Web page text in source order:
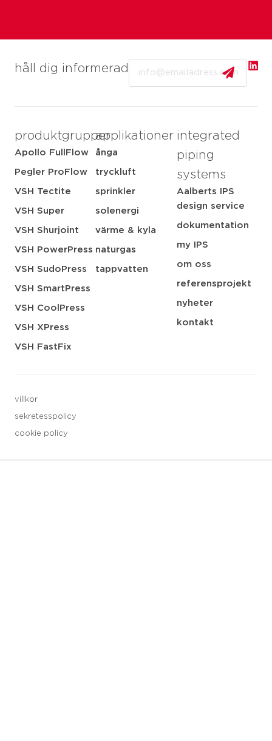
håll dig informerad
produktgrupper
Apollo FullFlow
Pegler ProFlow
VSH Tectite
VSH Super
VSH Shurjoint
VSH PowerPress
VSH SudoPress
VSH SmartPress
VSH CoolPress
VSH XPress
VSH FastFix
applikationer
ånga
tryckluft
sprinkler
solenergi
värme & kyla
naturgas
tappvatten
integrated
piping
systems
Aalberts IPS
design service
dokumentation
my IPS
om oss
referensprojekt
nyheter
kontakt
villkor
sekretesspolicy
cookie policy